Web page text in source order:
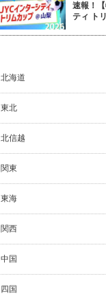
速報！
ティ ト
北海道
東北
北信越
関東
東海
関西
中国
四国